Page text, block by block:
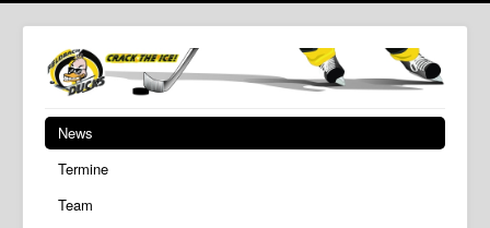
News
Termine
Team